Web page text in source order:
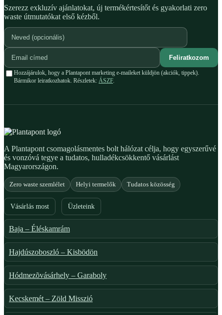
Szerezz exkluzív ajánlatokat, új termékértesítőt és gyakorlati zero
waste útmutatókat első kézből.
Feliratkozom
Hozzájárulok, hogy a Plantapont marketing e-maileket küldjön (akciók, tippek).
Bármikor leiratkozhatok. Részletek: ÁSZF.
A Plantapont csomagolásmentes bolt hálózat célja, hogy egyszerűvé
és vonzóvá tegye a tudatos, hulladékcsökkentő vásárlást
Magyarországon.
Zero waste szemlélet Helyi termelők Tudatos közösség
Vásárlás most Üzleteink
Baja – Éléskamrám
Hajdúszoboszló – Kisbödön
Hódmezõvásárhely – Garaboly
Kecskemét – Zöld Misszió